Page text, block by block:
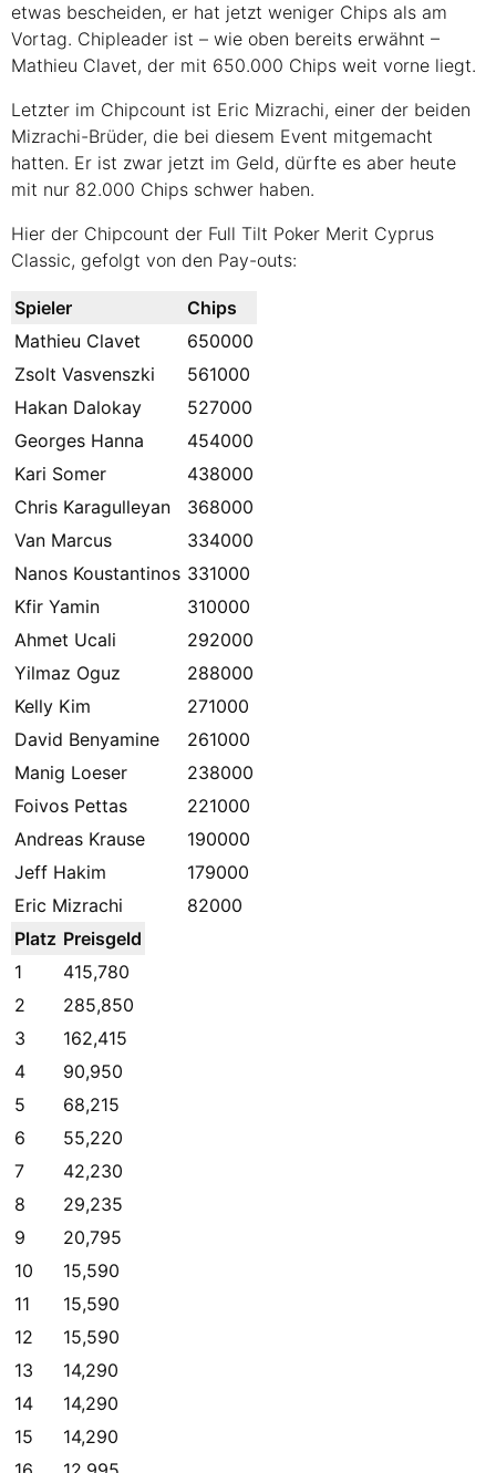
etwas bescheiden, er hat jetzt weniger Chips als am
Vortag. Chipleader ist – wie oben bereits erwähnt –
Mathieu Clavet, der mit 650.000 Chips weit vorne liegt.
Letzter im Chipcount ist Eric Mizrachi, einer der beiden
Mizrachi-Brüder, die bei diesem Event mitgemacht
hatten. Er ist zwar jetzt im Geld, dürfte es aber heute
mit nur 82.000 Chips schwer haben.
Hier der Chipcount der Full Tilt Poker Merit Cyprus
Classic, gefolgt von den Pay-outs:
Spieler
Chips
Mathieu Clavet
650000
Zsolt Vasvenszki
561000
Hakan Dalokay
527000
Georges Hanna
454000
Kari Somer
438000
Chris Karagulleyan
368000
Van Marcus
334000
Nanos Koustantinos 331000
Kfir Yamin
310000
Ahmet Ucali
292000
Yilmaz Oguz
288000
Kelly Kim
271000
David Benyamine
261000
Manig Loeser
238000
Foivos Pettas
221000
Andreas Krause
190000
Jeff Hakim
179000
Eric Mizrachi
82000
Platz Preisgeld
1
415,780
2
285,850
3
162,415
4
90,950
5
68,215
6
55,220
7
42,230
8
29,235
9
20,795
10
15,590
11
15,590
12
15,590
13
14,290
14
14,290
15
14,290